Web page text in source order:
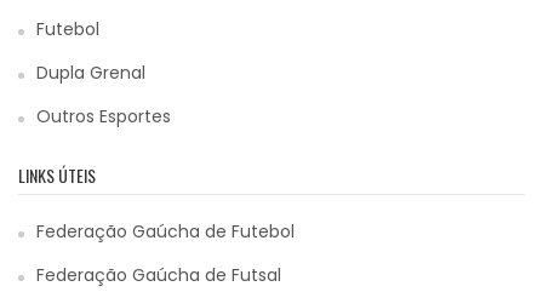
Futebol
Dupla Grenal
Outros Esportes
LINKS ÚTEIS
Federação Gaúcha de Futebol
Federação Gaúcha de Futsal